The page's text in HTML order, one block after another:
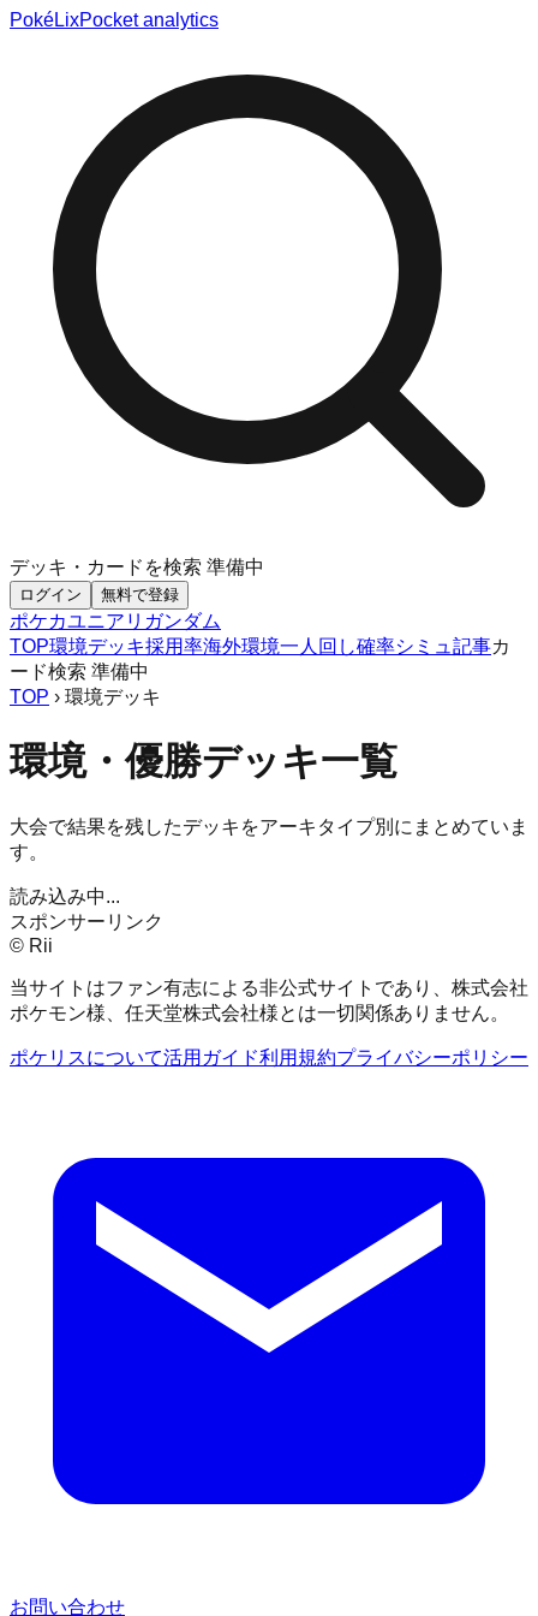
PokéLixPocket analytics
デッキ・カードを検索 準備中
ログイン 無料で登録
ポケカユニアリ ガンダム
TOP環境デッキ採用率海外環境一人回し確率シミュ 記事カ
ード検索 準備中
TOP › 環境デッキ
環境・優勝デッキ一覧
大会で結果を残したデッキをアーキタイプ別にまとめていま
す。
読み込み中...
スポンサーリンク
© Rii
当サイトはファン有志による非公式サイトであり、株式会社
ポケモン様、任天堂株式会社様とは一切関係ありません。
ポケリスについて活用ガイド利用規約プライバシーポリシー
お問い合わせ